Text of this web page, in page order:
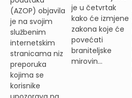
(AZOP) objavila
je na svojim
službenim
internetskim
stranicama niz
preporuka
kojima se
korisnike
je u četvrtak
kako će izmjene
zakona koje će
povećati
braniteljske
mirovin...